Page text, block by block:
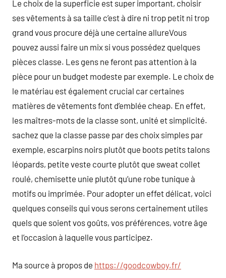
Le choix de la superficie est super important, choisir
ses vêtements à sa taille c’est à dire ni trop petit ni trop
grand vous procure déjà une certaine allureVous
pouvez aussi faire un mix si vous possédez quelques
pièces classe. Les gens ne feront pas attention à la
pièce pour un budget modeste par exemple. Le choix de
le matériau est également crucial car certaines
matières de vêtements font d’emblée cheap. En effet,
les maîtres-mots de la classe sont, unité et simplicité.
sachez que la classe passe par des choix simples par
exemple, escarpins noirs plutôt que boots petits talons
léopards, petite veste courte plutôt que sweat collet
roulé, chemisette unie plutôt qu’une robe tunique à
motifs ou imprimée. Pour adopter un effet délicat, voici
quelques conseils qui vous serons certainement utiles
quels que soient vos goûts, vos préférences, votre âge
et l’occasion à laquelle vous participez.
Ma source à propos de https://goodcowboy.fr/